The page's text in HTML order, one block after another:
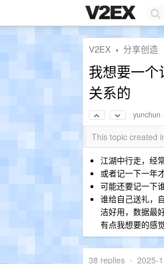
V2EX › 分享创造
我想要一
关系的
yunchun ·
This topic created
江湖中行走，经
或者记一下一年
可能还要记一下
谁给自己送礼，
洁好用，数据最
有点我想要的感
38 replies • 2025-